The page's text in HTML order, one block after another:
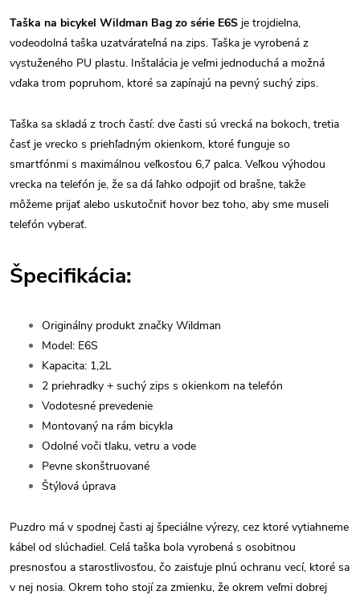
Taška na bicykel Wildman Bag zo série E6S je trojdielna,
vodeodolná taška uzatvárateľná na zips. Taška je vyrobená z
vystuženého PU plastu. Inštalácia je veľmi jednoduchá a možná
vďaka trom popruhom, ktoré sa zapínajú na pevný suchý zips.
Taška sa skladá z troch častí: dve časti sú vrecká na bokoch, tretia
časť je vrecko s priehľadným okienkom, ktoré funguje so
smartfónmi s maximálnou veľkosťou 6,7 palca. Veľkou výhodou
vrecka na telefón je, že sa dá ľahko odpojiť od brašne, takže
môžeme prijať alebo uskutočniť hovor bez toho, aby sme museli
telefón vyberať.
Špecifikácia:
Originálny produkt značky Wildman
Model: E6S
Kapacita: 1,2L
2 priehradky + suchý zips s okienkom na telefón
Vodotesné prevedenie
Montovaný na rám bicykla
Odolné voči tlaku, vetru a vode
Pevne skonštruované
Štýlová úprava
Puzdro má v spodnej časti aj špeciálne výrezy, cez ktoré vytiahneme
kábel od slúchadiel. Celá taška bola vyrobená s osobitnou
presnosťou a starostlivosťou, čo zaisťuje plnú ochranu vecí, ktoré sa
v nej nosia. Okrem toho stojí za zmienku, že okrem veľmi dobrej